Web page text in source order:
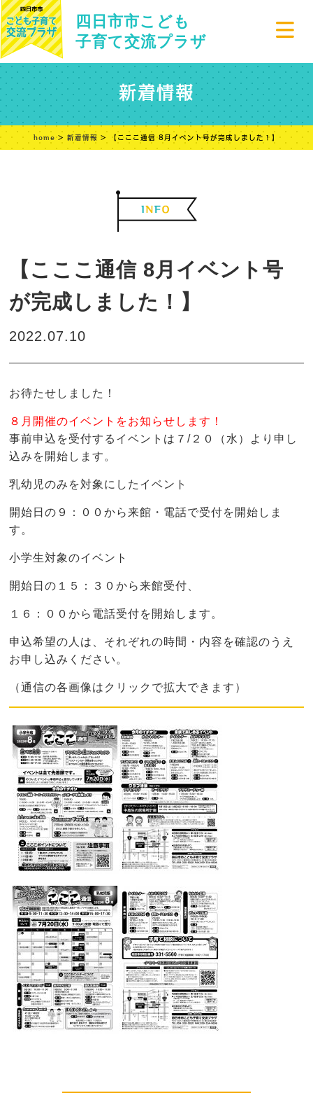
四日市市こども
子育て交流プラザ
新着情報
home > 新着情報 > 【こここ通信 8月イベント号が完成しました！】
【こここ通信 8月イベント号
が完成しました！】
2022.07.10
お待たせしました！
８月開催のイベントをお知らせします！
事前申込を受付するイベントは７/２０（水）より申し
込みを開始します。
乳幼児のみを対象にしたイベント
開始日の９：００から来館・電話で受付を開始しま
す。
小学生対象のイベント
開始日の１５：３０から来館受付、
１６：００から電話受付を開始します。
申込希望の人は、それぞれの時間・内容を確認のうえ
お申し込みください。
（通信の各画像はクリックで拡大できます）